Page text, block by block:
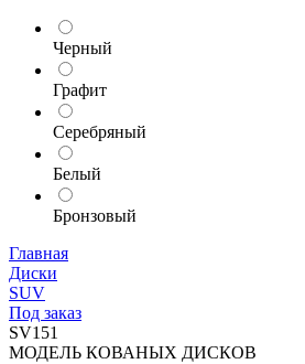
Черный
Графит
Серебряный
Белый
Бронзовый
Главная
Диски
SUV
Под заказ
SV151
МОДЕЛЬ КОВАНЫХ ДИСКОВ